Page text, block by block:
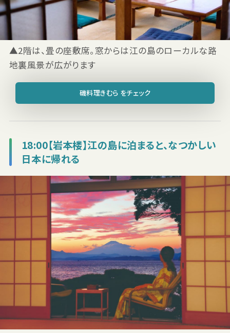
▲2階は、畳の座敷席。窓からは江の島のローカルな路
地裏風景が広がります
磯料理きむら をチェック
18:00【岩本楼】江の島に泊まると、なつかしい
日本に帰れる